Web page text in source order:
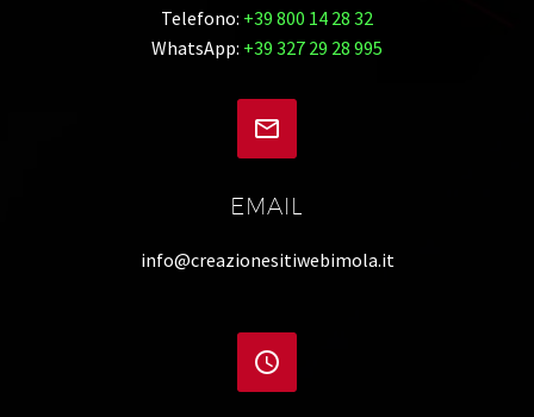
Telefono: +39 800 14 28 32
WhatsApp: +39 327 29 28 995


EMAIL
info@creazionesitiwebimola.it

